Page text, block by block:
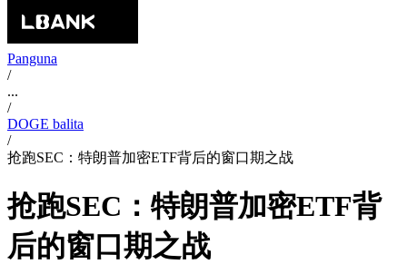
Panguna
/
...
/
DOGE balita
/
抢跑SEC：特朗普加密ETF背后的窗口期之战
抢跑SEC：特朗普加密ETF背
后的窗口期之战